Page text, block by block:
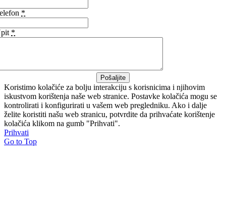
*
*
Pošaljite
Koristimo kolačiće za bolju interakciju s korisnicima i njihovim
iskustvom korištenja naše web stranice. Postavke kolačića mogu se
kontrolirati i konfigurirati u vašem web pregledniku. Ako i dalje
želite koristiti našu web stranicu, potvrdite da prihvaćate korištenje
kolačića klikom na gumb "Prihvati".
Prihvati
Go to Top